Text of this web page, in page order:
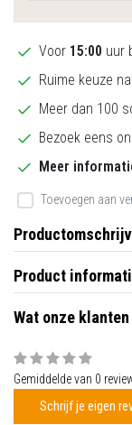
Voor 15:00 uur
Ruime keuze
Meer dan 100
Bezoek eens
Meer
Toevoegen aan
Product
Wat onze
Gemiddelde van 0
Schrijf je eigen